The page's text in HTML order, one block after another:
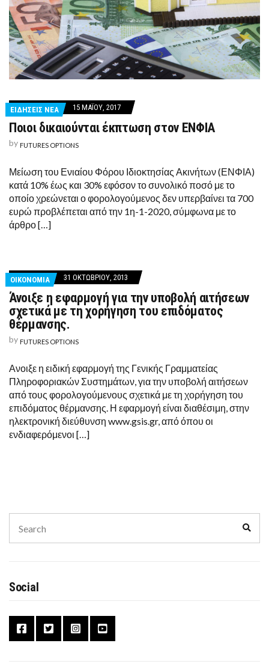
ΕΙΔΗΣΕΙΣ ΝΕΑ 15 ΜΑΪ́ΟΥ, 2017
Ποιοι δικαιούνται έκπτωση στον ΕΝΦΙΑ
by FUTURES OPTIONS
Μείωση του Ενιαίου Φόρου Ιδιοκτησίας Ακινήτων (ΕΝΦΙΑ)
κατά 10% έως και 30% εφόσον το συνολικό ποσό με το
οποίο χρεώνεται ο φορολογούμενος δεν υπερβαίνει τα 700
ευρώ προβλέπεται από την 1η-1-2020, σύμφωνα με το
άρθρο […]
ΟΙΚΟΝΟΜΙΑ 31 ΟΚΤΩΒΡΊΟΥ, 2013
Άνοιξε η εφαρμογή για την υποβολή αιτήσεων
σχετικά με τη χορήγηση του επιδόματος
θέρμανσης.
by FUTURES OPTIONS
Ανοιξε η ειδική εφαρμογή της Γενικής Γραμματείας
Πληροφοριακών Συστημάτων, για την υποβολή αιτήσεων
από τους φορολογούμενους σχετικά με τη χορήγηση του
επιδόματος θέρμανσης. Η εφαρμογή είναι διαθέσιμη, στην
ηλεκτρονική διεύθυνση www.gsis.gr, από όπου οι
ενδιαφερόμενοι […]
for:
Social